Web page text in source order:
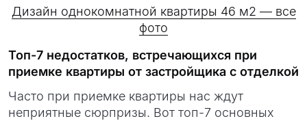
Дизайн однокомнатной квартиры 46 м2 — все
фото
Топ-7 недостатков, встречающихся при
приемке квартиры от застройщика с отделкой
Часто при приемке квартиры нас ждут
неприятные сюрпризы. Вот топ-7 основных